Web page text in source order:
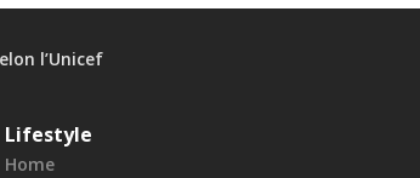
l’Unicef
Lifestyle
Home